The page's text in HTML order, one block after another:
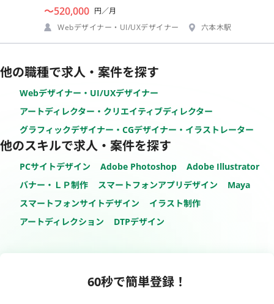
〜520,000 円／月
Webデザイナー・UI/UXデザイナー
六本木駅
他の職種で求人・案件を探す
Webデザイナー・UI/UXデザイナー
アートディレクター・クリエイティブディレクター
グラフィックデザイナー・CGデザイナー・イラストレーター
他のスキルで求人・案件を探す
PCサイトデザイン Adobe Photoshop
Adobe Illustrator
バナー・ＬＰ制作
スマートフォンアプリデザイン
Maya
スマートフォンサイトデザイン
イラスト制作
アートディレクション
DTPデザイン
60秒で簡単登録！